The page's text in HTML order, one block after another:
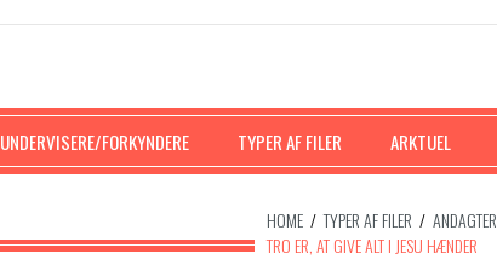
UNDERVISERE/FORKYNDERE TYPER AF FILER ARKTUEL
HOME / TYPER AF FILER / ANDAGTER
TRO ER, AT GIVE ALT I JESU HÆNDER